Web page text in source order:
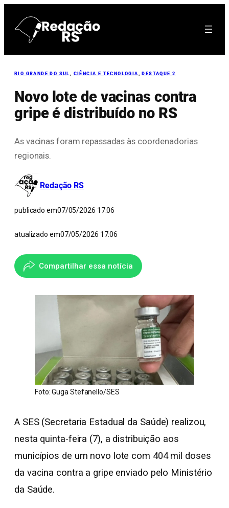
para
RIO GRANDE DO SUL , CIÊNCIA E TECNOLOGIA , DESTAQUE 2
Novo lote de vacinas contra
gripe é distribuído no RS
As vacinas foram repassadas às coordenadorias
regionais.
Redação RS
publicado em07/05/2026 17:06
atualizado em07/05/2026 17:06
Compartilhar essa notícia
Foto: Guga Stefanello/SES
A SES (Secretaria Estadual da Saúde) realizou,
nesta quinta-feira (7), a distribuição aos
municípios de um novo lote com 404 mil doses
da vacina contra a gripe enviado pelo Ministério
da Saúde.